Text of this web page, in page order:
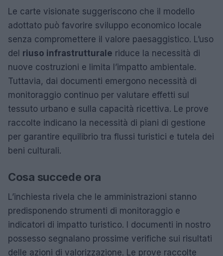
Le carte visionate suggeriscono che il modello
adottato può favorire sviluppo economico locale
senza compromettere il valore paesaggistico. L’uso
del riuso infrastrutturale riduce la necessità di
nuove costruzioni e limita l’impatto ambientale.
Tuttavia, dai documenti emergono necessità di
monitoraggio continuo per valutare effetti sul
tessuto urbano e sulla capacità ricettiva. Le prove
raccolte indicano la necessità di piani di gestione
per garantire equilibrio tra flussi turistici e tutela dei
beni culturali.
Cosa succede ora
L’inchiesta rivela che le amministrazioni stanno
predisponendo strumenti di monitoraggio e
indicatori di impatto turistico. I documenti in nostro
possesso segnalano prossime verifiche sui risultati
delle azioni di valorizzazione. Le prove raccolte